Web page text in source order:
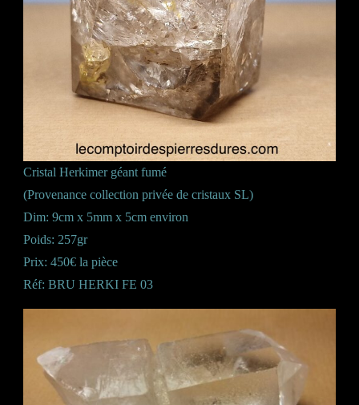
Cristal Herkimer géant fumé
(Provenance collection privée de cristaux SL)
Dim: 9cm x 5mm x 5cm environ
Poids: 257gr
Prix: 450€ la pièce
Réf: BRU HERKI FE 03